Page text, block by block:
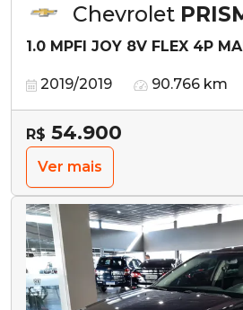
Chevrolet
1.0 MPFI JOY 8V FLEX 4P
2019/2019 90.766 km
R$ 54.900
Ver mais